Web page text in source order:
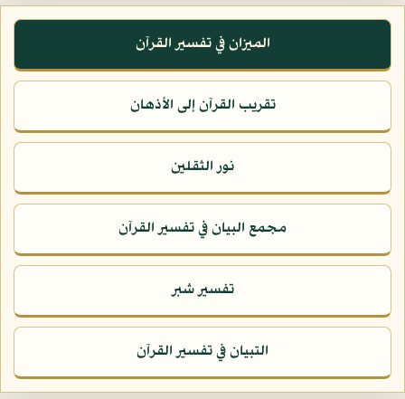
الميزان في تفسير القرآن
تقريب القرآن إلى الأذهان
نور الثقلين
مجمع البيان في تفسير القرآن
تفسير شبر
التبيان في تفسير القرآن